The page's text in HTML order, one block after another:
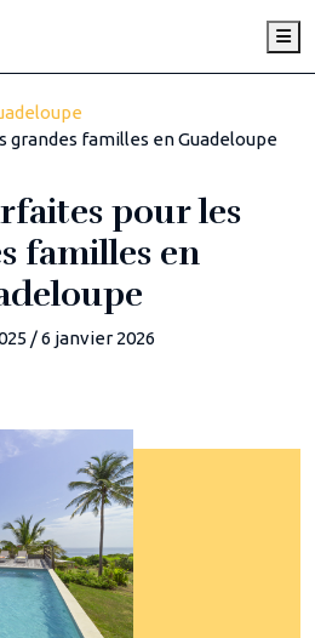
grandes familles en Guadeloupe
pour les
familles en
/ 6 janvier 2026